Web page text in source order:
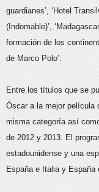
guardianes’, ‘Hotel
(Indomable)’,
formación de los
de Marco Polo’.
Entre los títulos que se
Óscar a la mejor película
misma categoría así
de 2012 y 2013. El
estadounidense y una
España e Italia y España